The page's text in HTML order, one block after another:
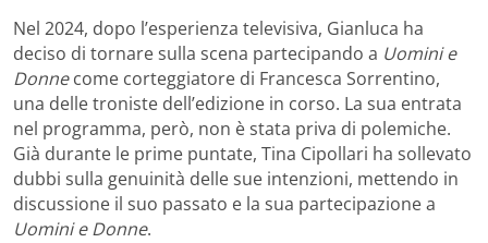
Nel 2024, dopo l’esperienza televisiva, Gianluca ha
deciso di tornare sulla scena partecipando a Uomini e
Donnecome corteggiatore di Francesca Sorrentino,
una delle troniste dell’edizione in corso. La sua entrata
nel programma, però, non è stata priva di polemiche.
Già durante le prime puntate, Tina Cipollari ha sollevato
dubbi sulla genuinità delle sue intenzioni, mettendo in
discussione il suo passato e la sua partecipazione a
Uomini e Donne.